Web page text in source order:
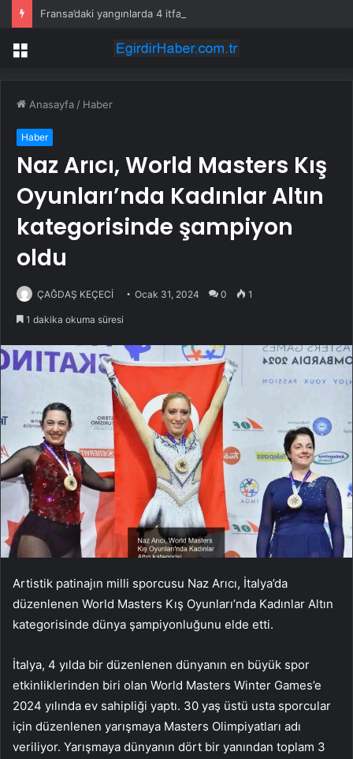
Fransa’daki yangınlarda 4 itfaiye eri hayatını kaybetti
Menü
Anasayfa / Haber
Haber
Naz Arıcı, World Masters Kış
Oyunları’nda Kadınlar Altın
kategorisinde şampiyon
oldu
ÇAĞDAŞ KEÇECİ Ocak 31, 2024 0 1
1 dakika okuma süresi
Artistik patinajın milli sporcusu Naz Arıcı, İtalya’da
düzenlenen World Masters Kış Oyunları’nda Kadınlar Altın
kategorisinde dünya şampiyonluğunu elde etti.
İtalya, 4 yılda bir düzenlenen dünyanın en büyük spor
etkinliklerinden biri olan World Masters Winter Games’e
2024 yılında ev sahipliği yaptı. 30 yaş üstü usta sporcular
için düzenlenen yarışmaya Masters Olimpiyatları adı
veriliyor. Yarışmaya dünyanın dört bir yanından toplam 3